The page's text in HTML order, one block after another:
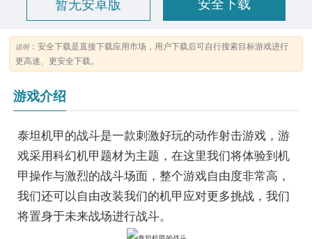
暂无安卓版 安全下载
说明：安全下载是直接下载应用市场，用户下载后可自行搜索目标游戏进行
更高速、更安全下载。
游戏介绍
泰坦机甲的战斗是一款刺激好玩的动作射击游戏，游
戏采用科幻机甲题材为主题，在这里我们将体验到机
甲操作与激烈的战斗场面，整个游戏自由度非常高，
我们还可以自由改装我们的机甲应对更多挑战，我们
将置身于未来战场进行战斗。